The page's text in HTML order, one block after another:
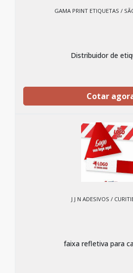
GAMA PRINT ETIQUETAS /
Distribuidor de
Cotar
J J N ADESIVOS /
faixa refletiva para